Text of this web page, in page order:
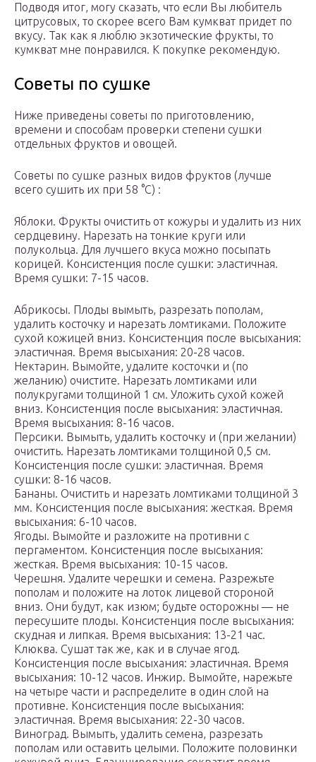
Подводя итог, могу сказать, что если Вы любитель
цитрусовых, то скорее всего Вам кумкват придет по
вкусу. Так как я люблю экзотические фрукты, то
кумкват мне понравился. К покупке рекомендую.
Советы по сушке
Ниже приведены советы по приготовлению,
времени и способам проверки степени сушки
отдельных фруктов и овощей.
Советы по сушке разных видов фруктов (лучше
всего сушить их при 58 °С) :
Яблоки. Фрукты очистить от кожуры и удалить из них
сердцевину. Нарезать на тонкие круги или
полукольца. Для лучшего вкуса можно посыпать
корицей. Консистенция после сушки: эластичная.
Время сушки: 7-15 часов.
Абрикосы. Плоды вымыть, разрезать пополам,
удалить косточку и нарезать ломтиками. Положите
сухой кожицей вниз. Консистенция после высыхания:
эластичная. Время высыхания: 20-28 часов.
Нектарин. Вымойте, удалите косточки и (по
желанию) очистите. Нарезать ломтиками или
полукругами толщиной 1 см. Уложить сухой кожей
вниз. Консистенция после высыхания: эластичная.
Время высыхания: 8-16 часов.
Персики. Вымыть, удалить косточку и (при желании)
очистить. Нарезать ломтиками толщиной 0,5 см.
Консистенция после сушки: эластичная. Время
сушки: 8-16 часов.
Бананы. Очистить и нарезать ломтиками толщиной 3
мм. Консистенция после высыхания: жесткая. Время
высыхания: 6-10 часов.
Ягоды. Вымойте и разложите на противни с
пергаментом. Консистенция после высыхания:
жесткая. Время высыхания: 10-15 часов.
Черешня. Удалите черешки и семена. Разрежьте
пополам и положите на лоток лицевой стороной
вниз. Они будут, как изюм; будьте осторожны — не
пересушите плоды. Консистенция после высыхания:
скудная и липкая. Время высыхания: 13-21 час.
Клюква. Сушат так же, как и в случае ягод.
Консистенция после высыхания: эластичная. Время
высыхания: 10-12 часов. Инжир. Вымойте, нарежьте
на четыре части и распределите в один слой на
противне. Консистенция после высыхания:
эластичная. Время высыхания: 22-30 часов.
Виноград. Вымыть, удалить семена, разрезать
пополам или оставить целыми. Положите половинки